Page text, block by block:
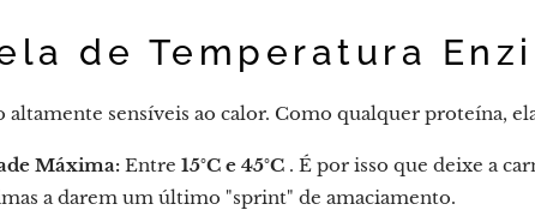
de Temperatura
altamente sensíveis ao calor. Como qualquer proteína,
Máxima: Entre 15°C e 45°C . É por isso que deixe a
a darem um último "sprint" de amaciamento.